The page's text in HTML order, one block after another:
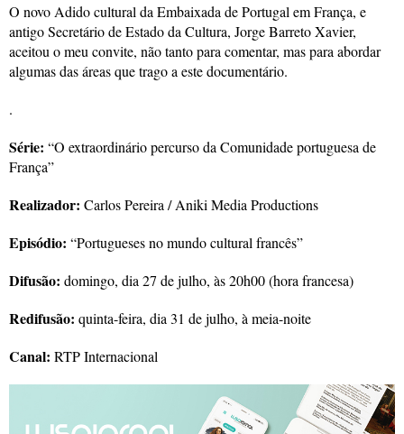
O novo Adido cultural da Embaixada de Portugal em França, e
antigo Secretário de Estado da Cultura, Jorge Barreto Xavier,
aceitou o meu convite, não tanto para comentar, mas para abordar
algumas das áreas que trago a este documentário.
.
Série: “O extraordinário percurso da Comunidade portuguesa de
França”
Realizador: Carlos Pereira / Aniki Media Productions
Episódio: “Portugueses no mundo cultural francês”
Difusão: domingo, dia 27 de julho, às 20h00 (hora francesa)
Redifusão: quinta-feira, dia 31 de julho, à meia-noite
Canal: RTP Internacional